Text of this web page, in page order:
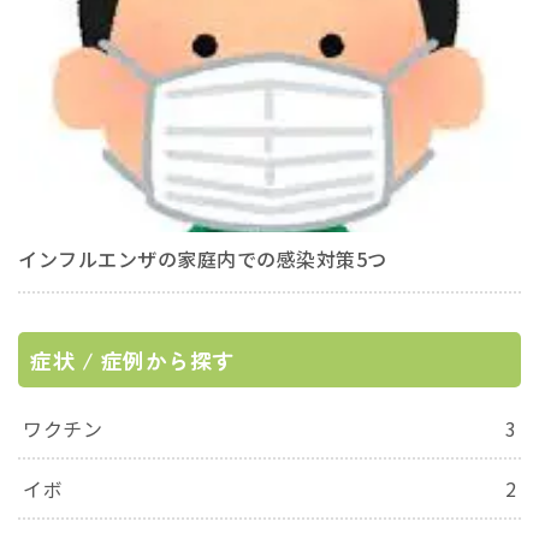
インフルエンザの家庭内での感染対策5つ
症状 / 症例から探す
ワクチン 3
イボ 2